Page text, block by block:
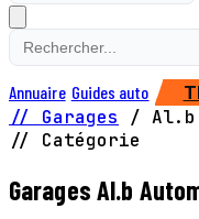
Annuaire Guides auto
// Garages / Al.b
// Catégorie
Garages Al.b